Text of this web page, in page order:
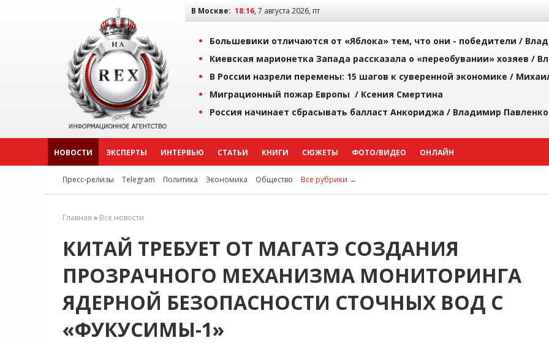
В Москве: 18:16, 7 августа 2026, пт
Большевики отличаются от «Яблока» тем, что они - победители /
Киевская марионетка Запада рассказала о «переобувании» хозяев /
В России назрели перемены: 15 шагов к суверенной экономике /
Миграционный пожар Европы / Ксения Смертина
Россия начинает сбрасывать балласт Анкориджа / Владимир Павленко
НОВОСТИ ЭКСПЕРТЫ ИНТЕРВЬЮ СТАТЬИ КНИГИ СЮЖЕТЫ ФОТО/ВИДЕО ОНЛАЙН
Пресс-релизы Telegram Политика Экономика Общество Все рубрики →
Главная » Все новости
КИТАЙ ТРЕБУЕТ ОТ МАГАТЭ СОЗДАНИЯ
ПРОЗРАЧНОГО МЕХАНИЗМА МОНИТОРИНГА
ЯДЕРНОЙ БЕЗОПАСНОСТИ СТОЧНЫХ ВОД С
«ФУКУСИМЫ-1»